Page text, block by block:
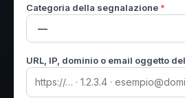
Categoria della segnalazione *
URL, IP, dominio o email oggetto